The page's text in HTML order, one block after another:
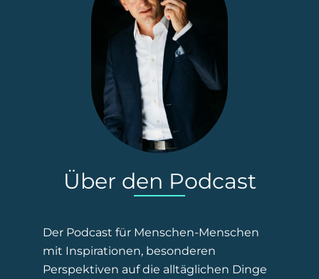
Über den Podcast
Der Podcast für Menschen-Menschen
mit Inspirationen, besonderen
Perspektiven auf die alltäglichen Dinge